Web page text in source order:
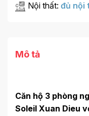
Nội thất: đủ nội
Mô tả
Căn hộ 3 phòng
Soleil Xuan Dieu